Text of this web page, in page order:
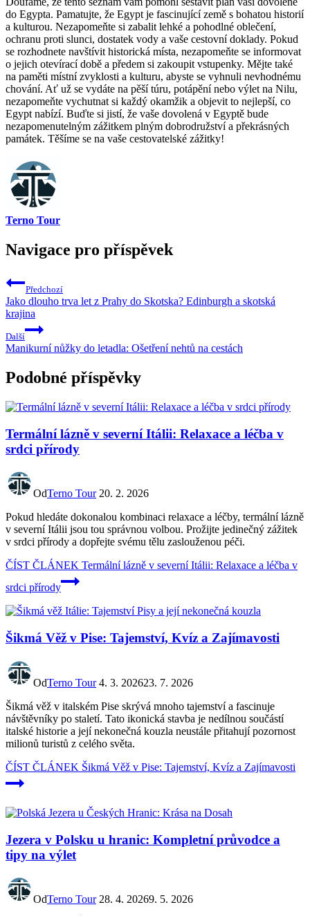
do Egypta. Pamatujte, že Egypt je fascinující země s bohatou historií
a kulturou. Nezapomeňte si zabalit lehké a pohodlné oblečení,
ochranu proti slunci, dostatek vody a vaše cestovní doklady. Pokud
se rozhodnete navštívit historická místa, nezapomeňte se informovat
o jejich otevírací době a předem si zakoupit vstupenky. Mějte také
na paměti místní zvyklosti a kulturu, abyste se vyhnuli nevhodnému
chování. Ať už se vydáte na pěší túru, potápění nebo výlet na Nilu,
nezapomeňte vychutnat si každý okamžik a objevit to nejlepší, co
Egypt nabízí. Buďte si jistí, že vaše dovolená v Egyptě bude
nezapomenutelným zážitkem plným dobrodružství a překrásných
památek. Těšíme se na vaše cestovatelské zážitky!
Terno Tour
Navigace pro příspěvek
Předchozí
Jako dlouho trva let z Prahy do Skotska? Edinburgh a skotská
krajina
Další
Manikurní nůžky do letadla: Ošetření nehtů na cestách
Podobné příspěvky
Termální lázně v severní Itálii: Relaxace a léčba v
srdci přírody
OdTerno Tour 20. 2. 2026
Pokud hledáte dokonalou kombinaci relaxace a léčby, termální lázně
v severní Itálii jsou tou správnou volbou. Prožijte jedinečný zážitek
v srdci přírody a dopřejte svému tělu zaslouženou péči.
ČÍST ČLÁNEK Termální lázně v severní Itálii: Relaxace a léčba v
srdci přírody
Šikmá Věž v Pise: Tajemství, Kvíz a Zajímavosti
OdTerno Tour 4. 3. 202623. 7. 2026
Šikmá věž v italském Pise skrývá mnoho tajemství a fascinuje
návštěvníky po staletí. Tato ikonická stavba je nedílnou součástí
italské historie a její nekonečná kouzla neustále přitahují pozornost
milionů turistů z celého světa.
ČÍST ČLÁNEK Šikmá Věž v Pise: Tajemství, Kvíz a Zajímavosti
Jezera v Polsku u hranic: Kompletní průvodce a
tipy na výlet
OdTerno Tour 28. 4. 20269. 5. 2026